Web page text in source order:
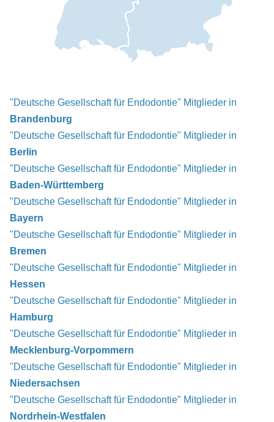
"Deutsche Gesellschaft für Endodontie" Mitglieder in
Brandenburg
"Deutsche Gesellschaft für Endodontie" Mitglieder in
Berlin
"Deutsche Gesellschaft für Endodontie" Mitglieder in
Baden-Württemberg
"Deutsche Gesellschaft für Endodontie" Mitglieder in
Bayern
"Deutsche Gesellschaft für Endodontie" Mitglieder in
Bremen
"Deutsche Gesellschaft für Endodontie" Mitglieder in
Hessen
"Deutsche Gesellschaft für Endodontie" Mitglieder in
Hamburg
"Deutsche Gesellschaft für Endodontie" Mitglieder in
Mecklenburg-Vorpommern
"Deutsche Gesellschaft für Endodontie" Mitglieder in
Niedersachsen
"Deutsche Gesellschaft für Endodontie" Mitglieder in
Nordrhein-Westfalen